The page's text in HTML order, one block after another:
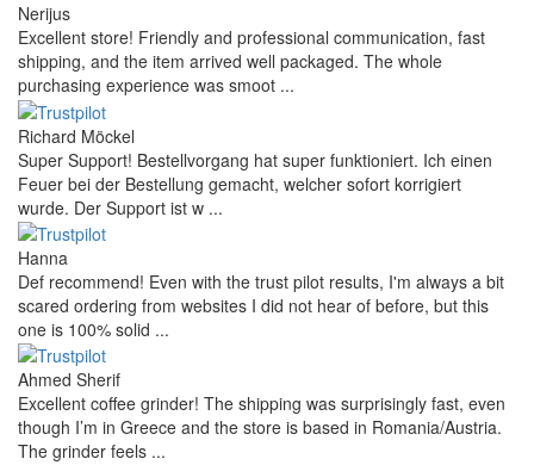
Nerijus
Excellent store! Friendly and professional communication, fast
shipping, and the item arrived well packaged. The whole
purchasing experience was smoot ...
Richard Möckel
Super Support! Bestellvorgang hat super funktioniert. Ich einen
Feuer bei der Bestellung gemacht, welcher sofort korrigiert
wurde. Der Support ist w ...
Hanna
Def recommend! Even with the trust pilot results, I'm always a bit
scared ordering from websites I did not hear of before, but this
one is 100% solid ...
Ahmed Sherif
Excellent coffee grinder! The shipping was surprisingly fast, even
though I’m in Greece and the store is based in Romania/Austria.
The grinder feels ...